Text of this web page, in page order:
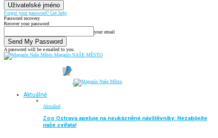
Forgot your password? Get help
Password recovery
Recover your password
your email
A password will be e-mailed to you.
Magazín NAŠE MĚSTO
Aktuálně
Aktuálně
Zoo Ostrava apeluje na neukázněné návštěvníky: Nezabíjejte
naše zvířata!